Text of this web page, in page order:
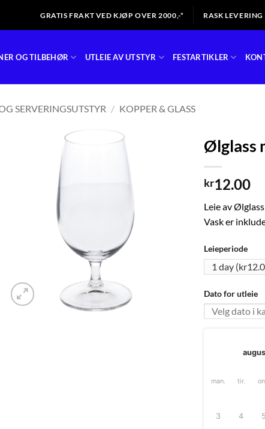
GRATIS FRAKT VED KJØP OVER 2000,-* RASK LEVERING
OG TILBEHØR UTLEIE AV UTSTYR FESTARTIKLER
SERVERINGSUTSTYR / KOPPER & GLASS
Ølglass
kr12.00
Leie av
Vask er
Leieperiode
Dato for utleie
man. tir.
3
4 5